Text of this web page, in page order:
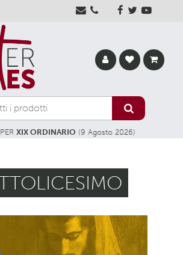
XIX ORDINARIO (9 Agosto 2026)